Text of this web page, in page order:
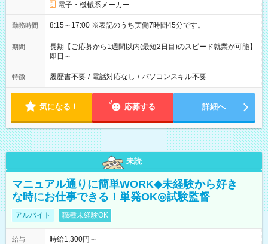
電子・機械系メーカー
勤務時間 8:15～17:00 ※表記のうち実働7時間45分です。
期間
長期【ご応募から1週間以内(最短2日目)のスピード就業が可能】
即日～
特徴 履歴書不要 / 電話対応なし / パソコンスキル不要
気になる！ 応募する 詳細へ
未読
マニュアル通りに簡単WORK◆未経験から好き
な時にお仕事できる！単発OK◎試験監督
アルバイト 職種未経験OK
給与
時給1,300円～